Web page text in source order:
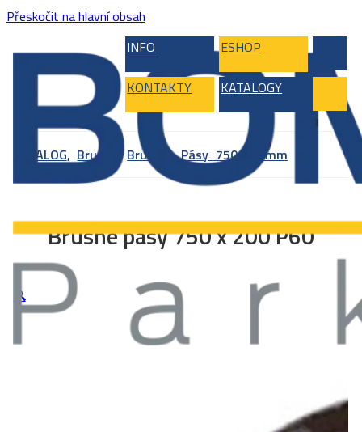
Přeskočit na hlavní obsah
INFO
ESHOP
KONTAKTY KATALOGY
KATALOG, Brusky ,Brusivo,Pásy 750x200mm
Brusné pásy 750 x 200 P60
🔍